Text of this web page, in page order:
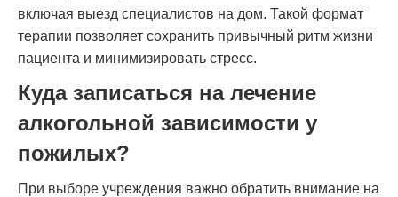
включая выезд специалистов на дом. Такой формат
терапии позволяет сохранить привычный ритм жизни
пациента и минимизировать стресс.
Куда записаться на лечение
алкогольной зависимости у
пожилых?
При выборе учреждения важно обратить внимание на